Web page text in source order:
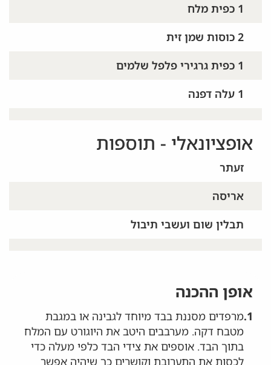
1 כפית מלח
2 כוסות שמן זית
1 כפית גרגירי פלפל שלמים
1 עלה דפנה
אופציונאלי - תוספות
זעתר
אריסה
תבלין שום ועשבי תיבול
אופן ההכנה
1. מרפדים מסננת בבד מיוחד לגבינה או במגבת
מטבח דקה. מערבבים היטב את היוגורט עם המלח
בתוך הבד. אוספים את צידי הבד כלפי מעלה כדי
לכסות את התערובת וקושרים כך שיהיה אפשר